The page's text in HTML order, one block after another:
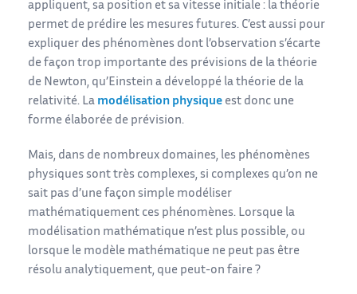
appliquent, sa position et sa vitesse initiale : la théorie
permet de prédire les mesures futures. C’est aussi pour
expliquer des phénomènes dont l’observation s’écarte
de façon trop importante des prévisions de la théorie
de Newton, qu’Einstein a développé la théorie de la
relativité. La modélisation physique est donc une
forme élaborée de prévision.
Mais, dans de nombreux domaines, les phénomènes
physiques sont très complexes, si complexes qu’on ne
sait pas d’une façon simple modéliser
mathématiquement ces phénomènes. Lorsque la
modélisation mathématique n’est plus possible, ou
lorsque le modèle mathématique ne peut pas être
résolu analytiquement, que peut-on faire ?